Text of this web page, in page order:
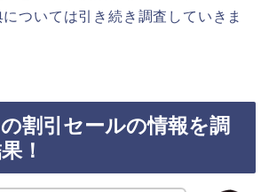
ついては引き続き調査していきま
割引セールの情報を調
！